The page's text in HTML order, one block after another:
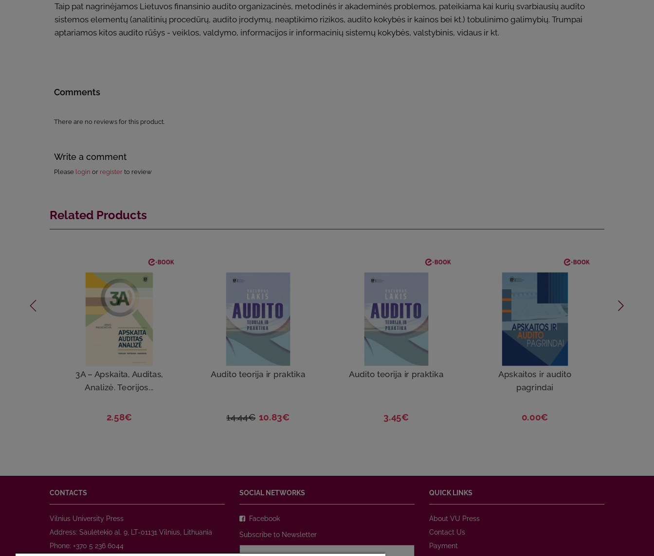
Taip pat nagrinėjamos Lietuvos finansinio audito organizacinės, metodinės ir akademinės problemos, pateikiama kai kurių svarbiausių audito
sistemos elementų (analitinių procedūrų, audito įrodymų, neaptikimo rizikos, audito kokybės ir kainos bei kt.) tobulinimo galimybių. Trumpai
aptariamos kitos audito rūšys - veiklos, valdymo, informacijos ir informacinių sistemų kokybės, valstybinis, vidaus ir kt.
Comments
There are no reviews for this product.
Write a comment
Please login or register to review
Related Products
3A – Apskaita, Auditas,
Analizė. Teorijos...
2.58€
Audito teorija ir praktika
14.44€ 10.83€
Audito teorija ir praktika
3.45€
Apskaitos ir audito
pagrindai
0.00€
CONTACTS
Vilnius University Press
Address: Saulėtekio al. 9, LT-01131 Vilnius, Lithuania
Phone: +370 5 236 6044
SOCIAL NETWORKS
Facebook
Subscribe to Newsletter
QUICK LINKS
About VU Press
Contact Us
Payment